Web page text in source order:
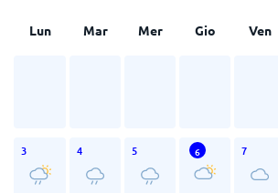
Lun Mar Mer Gio Ven
3 4 5 6 7